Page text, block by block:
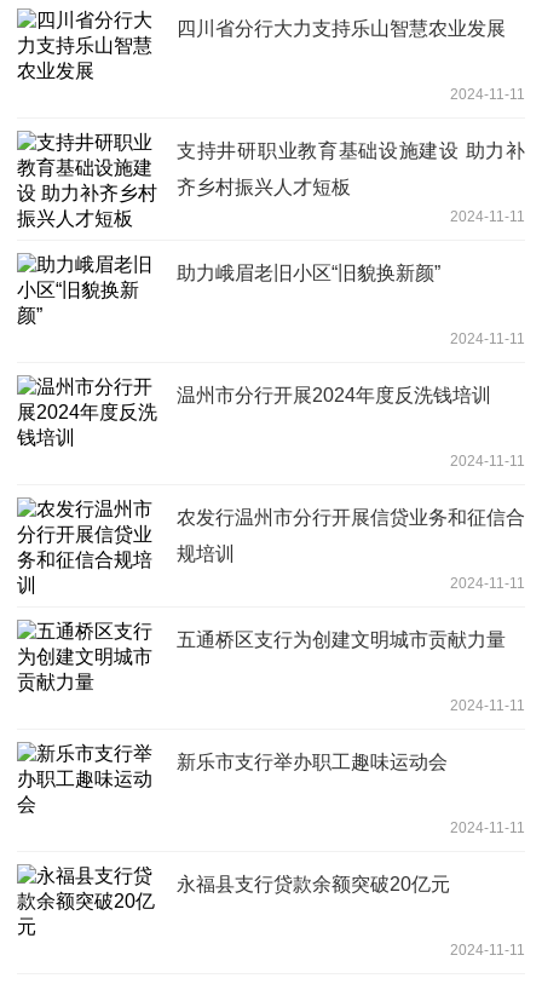
四川省分行大力支持乐山智慧农业发展
2024-11-11
支持井研职业教育基础设施建设 助力补
齐乡村振兴人才短板
2024-11-11
助力峨眉老旧小区“旧貌换新颜”
2024-11-11
温州市分行开展2024年度反洗钱培训
2024-11-11
农发行温州市分行开展信贷业务和征信合
规培训
2024-11-11
五通桥区支行为创建文明城市贡献力量
2024-11-11
新乐市支行举办职工趣味运动会
2024-11-11
永福县支行贷款余额突破20亿元
2024-11-11